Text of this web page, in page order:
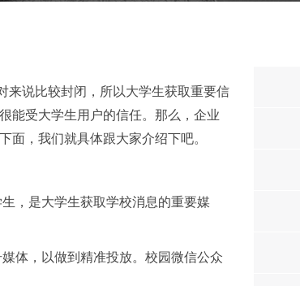
来说比较封闭，所以大学生获取重要信
能受大学生用户的信任。那么，企业
面，我们就具体跟大家介绍下吧。
，是大学生获取学校消息的重要媒
体，以做到精准投放。校园微信公众